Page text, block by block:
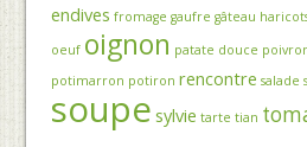
endives fromage gaufre gâteau
oeuf oignon patate douce
potimarron potiron rencontre salade
soupe sylvie tarte tian